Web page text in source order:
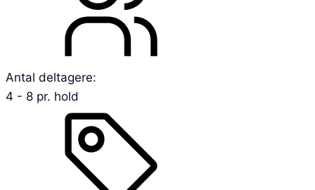
Antal deltagere:
4 - 8 pr. hold